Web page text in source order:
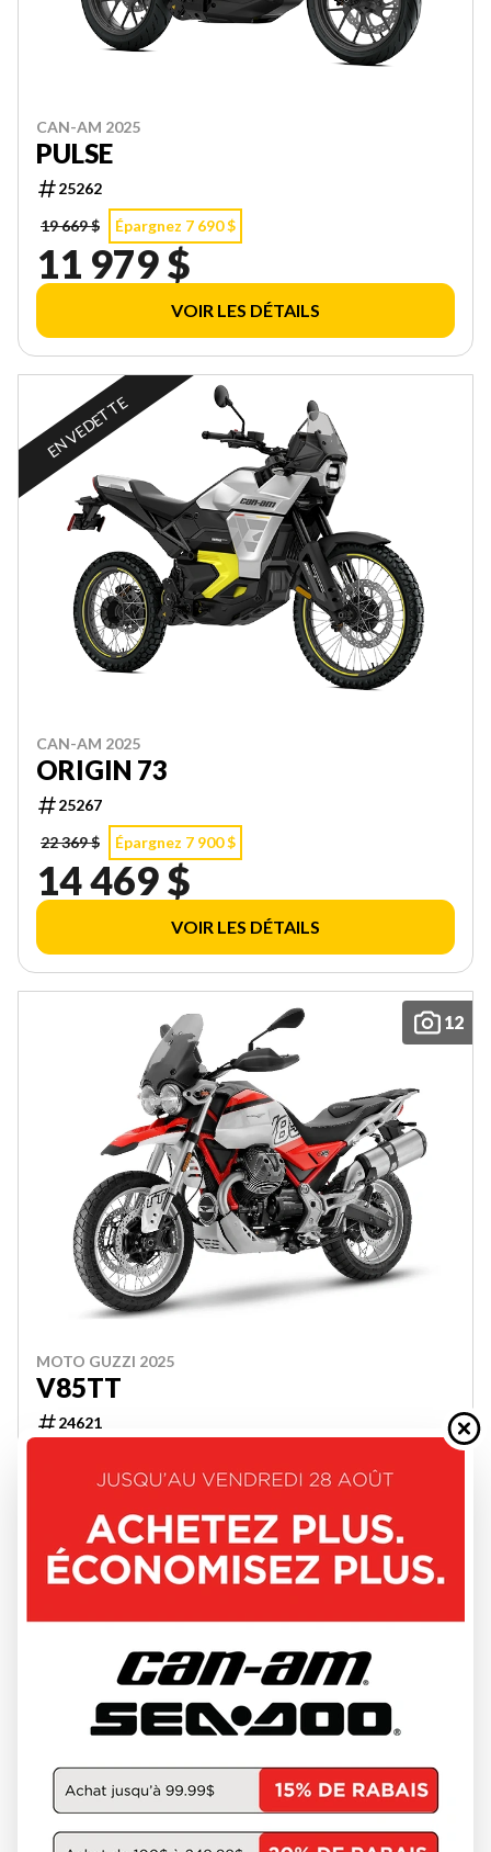
CAN-AM 2025
PULSE
25262
19 669 $
Épargnez 7 690 $
11 979 $
VOIR LES DÉTAILS
EN VEDETTE
CAN-AM 2025
ORIGIN 73
25267
22 369 $
Épargnez 7 900 $
14 469 $
VOIR LES DÉTAILS
12
MOTO GUZZI 2025
V85TT
24621
16 090 $
VOIR LES DÉTAILS